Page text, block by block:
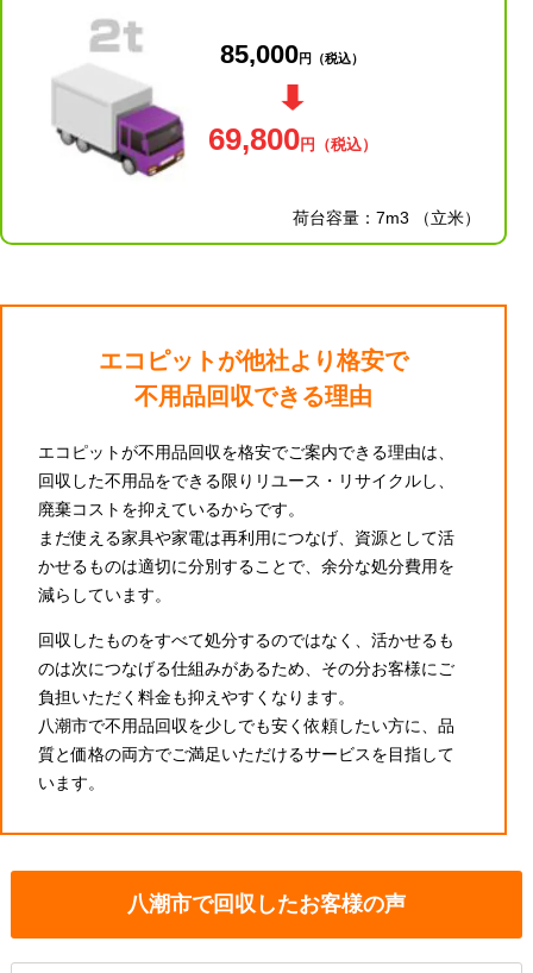
85,000円 （税込）
69,800円 （税込）
荷台容量：7m3 （立米）
エコピットが他社より格安で
不用品回収できる理由
エコピットが不用品回収を格安でご案内できる理由は、
回収した不用品をできる限りリユース・リサイクルし、
廃棄コストを抑えているからです。
まだ使える家具や家電は再利用につなげ、資源として活
かせるものは適切に分別することで、余分な処分費用を
減らしています。
回収したものをすべて処分するのではなく、活かせるも
のは次につなげる仕組みがあるため、その分お客様にご
負担いただく料金も抑えやすくなります。
八潮市で不用品回収を少しでも安く依頼したい方に、品
質と価格の両方でご満足いただけるサービスを目指して
います。
八潮市で回収したお客様の声